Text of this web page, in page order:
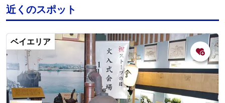
近くのスポット
ベイエリア